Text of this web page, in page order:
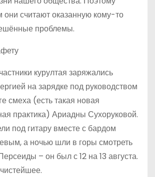
они считают оказанную кому-то
проблемы.
курултая заряжались
на зарядке под руководством
смеха (есть такая новая
практика) Ариадны Сухоруковой.
под гитару вместе с бардом
а ночью шли в горы смотреть
– он был с 12 на 13 августа.